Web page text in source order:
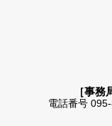
［事
電話番号